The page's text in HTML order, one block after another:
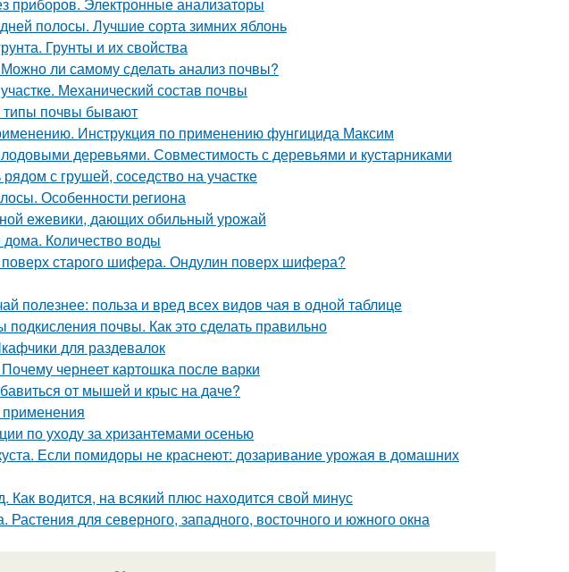
полосы. Лучшие сорта зимних яблонь
Грунты и их свойства
ли самому сделать анализ почвы?
Механический состав почвы
типы почвы бывают
Инструкция по применению фунгицида Максим
деревьями. Совместимость с деревьями и кустарниками
с грушей, соседство на участке
Особенности региона
ежевики, дающих обильный урожай
Количество воды
старого шифера. Ондулин поверх шифера?
полезнее: польза и вред всех видов чая в одной таблице
почвы. Как это сделать правильно
для раздевалок
чернеет картошка после варки
от мышей и крыс на даче?
применения
по уходу за хризантемами осенью
Если помидоры не краснеют: дозаривание урожая в домашних
водится, на всякий плюс находится свой минус
для северного, западного, восточного и южного окна